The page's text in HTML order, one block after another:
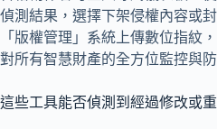
偵測結果，選擇下架侵權內容或
「版權管理」系統上傳數位指紋
對所有智慧財產的全方位監控與防
這些工具能否偵測到經過修改或